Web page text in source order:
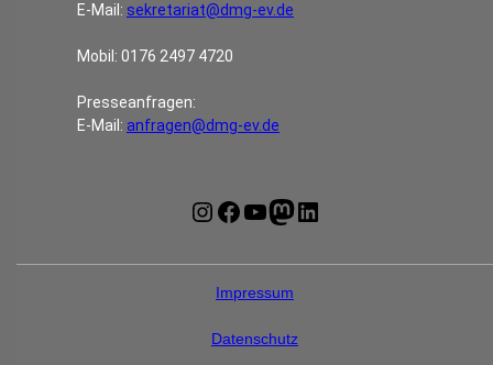
E-Mail: sekretariat@dmg-ev.de
Mobil: 0176 2497 4720
Presseanfragen:
E-Mail: anfragen@dmg-ev.de
Instagram
Facebook
YouTube
Mastodon
LinkedIn
Impressum
Datenschutz